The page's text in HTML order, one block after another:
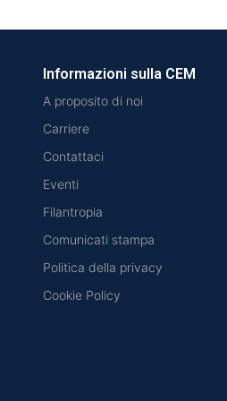
Informazioni sulla CEM
A proposito di noi
Carriere
Contattaci
Eventi
Filantropia
Comunicati stampa
Politica della privacy
Cookie Policy